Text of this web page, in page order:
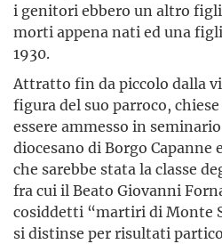
i genitori ebbero un altro
morti appena nati ed una
1930.
Attratto fin da piccolo dalla
figura del suo parroco,
essere ammesso in
diocesano di Borgo Capanne
che sarebbe stata la classe
fra cui il Beato Giovanni
cosiddetti “martiri di Monte
si distinse per risultati